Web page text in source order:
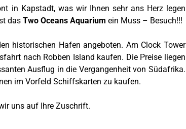
in Kapstadt, was wir Ihnen sehr ans Herz legen
das Two Oceans Aquarium ein Muss – Besuch!!!
historischen Hafen angeboten. Am Clock Tower
nach Robben Island kaufen. Die Preise liegen
Ausflug in die Vergangenheit von Südafrika.
im Vorfeld Schiffskarten zu kaufen.
uns auf Ihre Zuschrift.